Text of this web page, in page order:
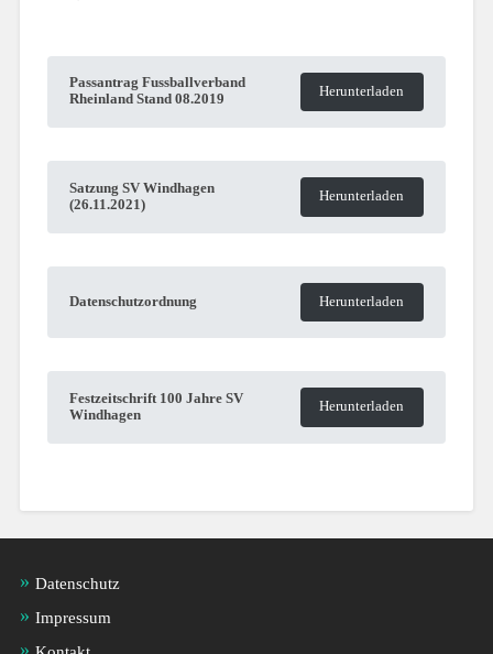
Passantrag Fussballverband
Rheinland Stand 08.2019
Herunterladen
Satzung SV Windhagen
(26.11.2021)
Herunterladen
Datenschutzordnung Herunterladen
Festzeitschrift 100 Jahre SV
Windhagen
Herunterladen
Datenschutz
Impressum